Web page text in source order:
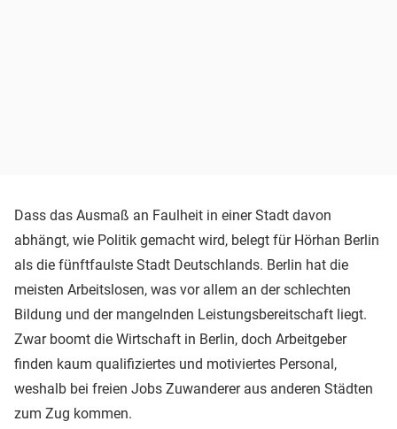
Dass das Ausmaß an Faulheit in einer Stadt davon
abhängt, wie Politik gemacht wird, belegt für Hörhan Berlin
als die fünftfaulste Stadt Deutschlands. Berlin hat die
meisten Arbeitslosen, was vor allem an der schlechten
Bildung und der mangelnden Leistungsbereitschaft liegt.
Zwar boomt die Wirtschaft in Berlin, doch Arbeitgeber
finden kaum qualifiziertes und motiviertes Personal,
weshalb bei freien Jobs Zuwanderer aus anderen Städten
zum Zug kommen.